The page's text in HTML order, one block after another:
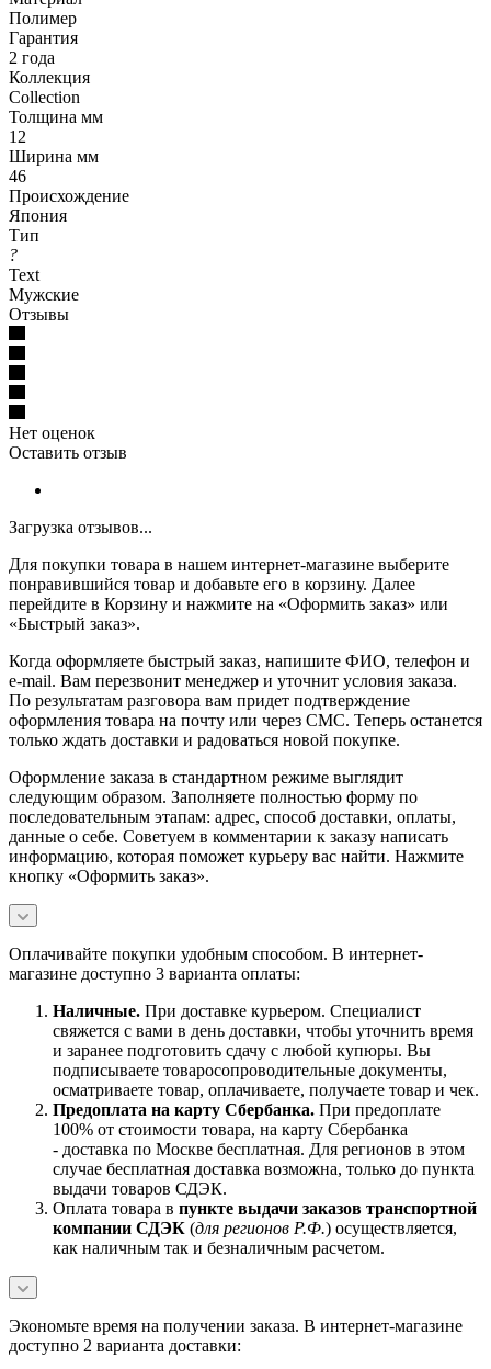
Полимер
Гарантия
2 года
Коллекция
Collection
Толщина мм
12
Ширина мм
46
Происхождение
Япония
Тип
?
Text
Мужские
Отзывы
Нет оценок
Оставить отзыв
Загрузка отзывов...
Для покупки товара в нашем интернет-магазине выберите
понравившийся товар и добавьте его в корзину. Далее
перейдите в Корзину и нажмите на «Оформить заказ» или
«Быстрый заказ».
Когда оформляете быстрый заказ, напишите ФИО, телефон и
e-mail. Вам перезвонит менеджер и уточнит условия заказа.
По результатам разговора вам придет подтверждение
оформления товара на почту или через СМС. Теперь останется
только ждать доставки и радоваться новой покупке.
Оформление заказа в стандартном режиме выглядит
следующим образом. Заполняете полностью форму по
последовательным этапам: адрес, способ доставки, оплаты,
данные о себе. Советуем в комментарии к заказу написать
информацию, которая поможет курьеру вас найти. Нажмите
кнопку «Оформить заказ».
Оплачивайте покупки удобным способом. В интернет-
магазине доступно 3 варианта оплаты:
Наличные. При доставке курьером. Специалист
свяжется с вами в день доставки, чтобы уточнить время
и заранее подготовить сдачу с любой купюры. Вы
подписываете товаросопроводительные документы,
осматриваете товар, оплачиваете, получаете товар и чек.
Предоплата на карту Сбербанка. При предоплате
100% от стоимости товара, на карту Сбербанка
- доставка по Москве бесплатная. Для регионов в этом
случае бесплатная доставка возможна, только до пункта
выдачи товаров СДЭК.
Оплата товара в пункте выдачи заказов транспортной
компании СДЭК (для регионов Р.Ф.) осуществляется,
как наличным так и безналичным расчетом.
Экономьте время на получении заказа. В интернет-магазине
доступно 2 варианта доставки: